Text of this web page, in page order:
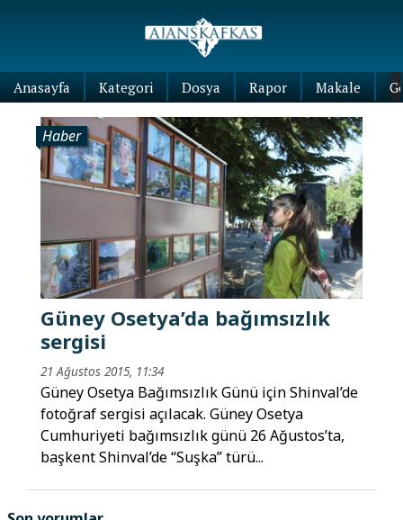
Anasayfa Kategori Dosya Rapor Makale
Haber
Güney Osetya’da bağımsızlık
sergisi
21 Ağustos 2015, 11:34
Güney Osetya Bağımsızlık Günü için Shinval’de
fotoğraf sergisi açılacak. Güney Osetya
Cumhuriyeti bağımsızlık günü 26 Ağustos’ta,
başkent Shinval’de “Suşka” türü...